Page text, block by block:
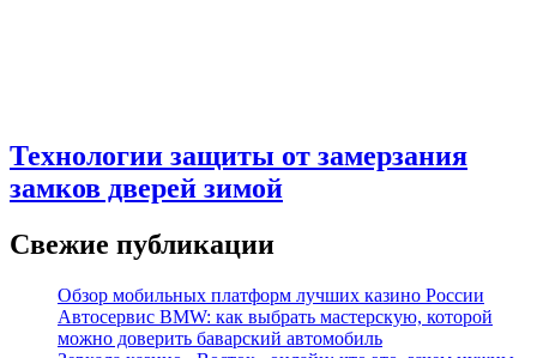
Технологии защиты от замерзания
замков дверей зимой
Свежие публикации
Обзор мобильных платформ лучших казино России
Автосервис BMW: как выбрать мастерскую, которой
можно доверить баварский автомобиль